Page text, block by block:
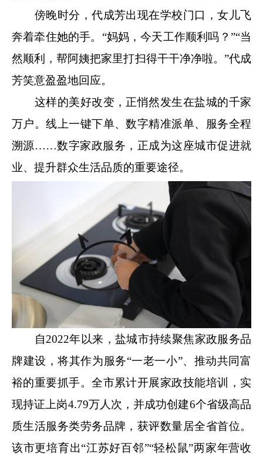
傍晚时分，代成芳出现在学校门口，女儿飞
奔着牵住她的手。“妈妈，今天工作顺利吗？”“当
然顺利，帮阿姨把家里打扫得干干净净啦。”代成
芳笑意盈盈地回应。
这样的美好改变，正悄然发生在盐城的千家
万户。线上一键下单、数字精准派单、服务全程
溯源……数字家政服务，正成为这座城市促进就
业、提升群众生活品质的重要途径。
自2022年以来，盐城市持续聚焦家政服务品
牌建设，将其作为服务“一老一小”、推动共同富
裕的重要抓手。全市累计开展家政技能培训，实
现持证上岗4.79万人次，并成功创建6个省级高品
质生活服务类劳务品牌，获评数量居全省首位。
该市更培育出“江苏好百邻”“轻松鼠”两家年营收